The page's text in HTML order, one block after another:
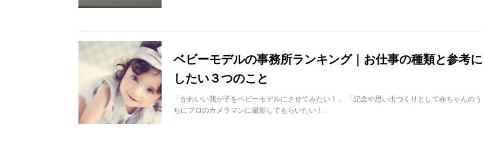
ベビーモデルの事務所ランキング｜お仕事の種類と参考に
したい３つのこと
「かわいい我が子をベビーモデルにさせてみたい！」 「記念や思い出づくりとして赤ちゃんのう
ちにプロのカメラマンに撮影してもらいたい！」